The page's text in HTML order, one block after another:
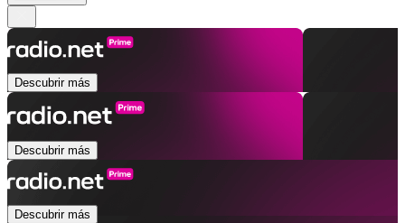
Descubrir más
Descubrir más
Descubrir más